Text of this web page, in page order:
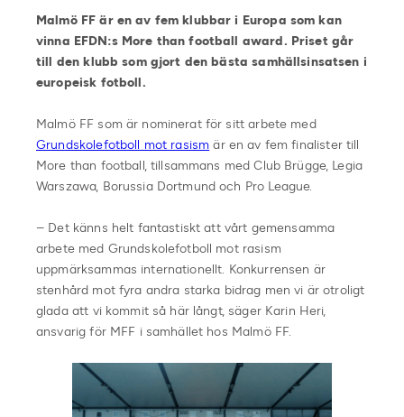
Malmö FF är en av fem klubbar i Europa som kan
vinna EFDN:s More than football award. Priset går
till den klubb som gjort den bästa samhällsinsatsen i
europeisk fotboll.
Malmö FF som är nominerat för sitt arbete med
Grundskolefotboll mot rasism är en av fem finalister till
More than football, tillsammans med Club Brügge, Legia
Warszawa, Borussia Dortmund och Pro League.
– Det känns helt fantastiskt att vårt gemensamma
arbete med Grundskolefotboll mot rasism
uppmärksammas internationellt. Konkurrensen är
stenhård mot fyra andra starka bidrag men vi är otroligt
glada att vi kommit så här långt, säger Karin Heri,
ansvarig för MFF i samhället hos Malmö FF.